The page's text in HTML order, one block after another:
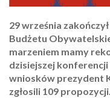
29 września
Budżetu
marzeniem mamy
dzisiejszej
wniosków prezydent
zgłosili 109 propozycji.